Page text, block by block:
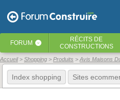
FORUM ‹ RÉCITS DE
CONSTRUCTIONS
Accueil Shopping Produits Avis Maisons
Index shopping Sites